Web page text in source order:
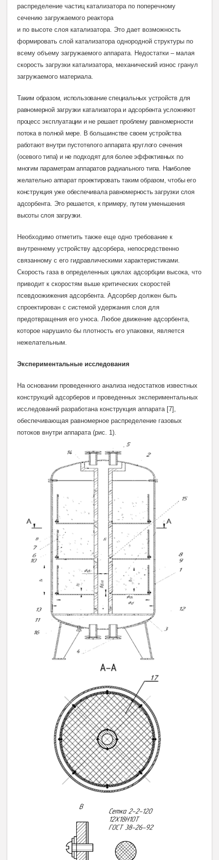
распределение частиц катализатора по поперечному
сечению загружаемого реактора
и по высоте слоя катализатора. Это дает возможность
формировать слой катализатора однородной структуры по
всему объему загружаемого аппарата. Недостатки – малая
скорость загрузки катализатора, механический износ гранул
загружаемого материала.
Таким образом, использование специальных устройств для
равномерной загрузки катализатора и адсорбента усложняют
процесс эксплуатации и не решает проблему равномерности
потока в полной мере. В большинстве своем устройства
работают внутри пустотелого аппарата круглого сечения
(осевого типа) и не подходят для более эффективных по
многим параметрам аппаратов радиального типа. Наиболее
желательно аппарат проектировать таким образом, чтобы его
конструкция уже обеспечивала равномерность загрузки слоя
адсорбента. Это решается, к примеру, путем уменьшения
высоты слоя загрузки
Необходимо отметить также еще одно требование к
внутреннему устройству адсорбера, непосредственно
связанному с его гидравлическими характеристиками.
Скорость газа в определенных циклах адсорбции высока, что
приводит к скоростям выше критических скоростей
псевдоожижения адсорбента. Адсорбер должен быть
спроектирован с системой удержания слоя для
предотвращения его уноса. Любое движение адсорбента,
которое нарушило бы плотность его упаковки, является
нежелательным.
Экспериментальные исследования
На основании проведенного анализа недостатков известных
конструкций адсорберов и проведенных экспериментальных
исследований разработана конструкция аппарата [7],
обеспечивающая равномерное распределение газовых
потоков внутри аппарата (рис. 1).